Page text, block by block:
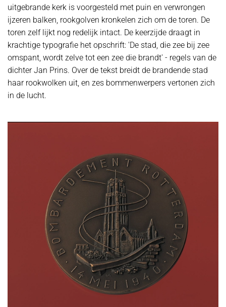
uitgebrande kerk is voorgesteld met puin en verwrongen
ijzeren balken, rookgolven kronkelen zich om de toren. De
toren zelf lijkt nog redelijk intact. De keerzijde draagt in
krachtige typografie het opschrift: 'De stad, die zee bij zee
omspant, wordt zelve tot een zee die brandt' - regels van de
dichter Jan Prins. Over de tekst breidt de brandende stad
haar rookwolken uit, en zes bommenwerpers vertonen zich
in de lucht.